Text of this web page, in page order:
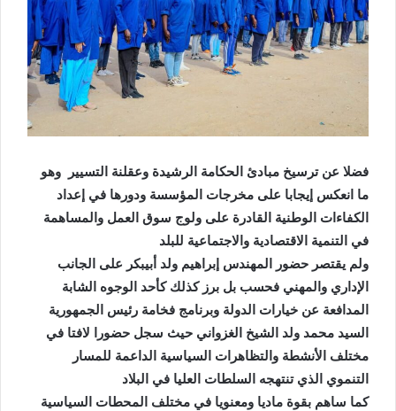
فضلا عن ترسيخ مبادئ الحكامة الرشيدة وعقلنة التسيير وهو
ما انعكس إيجابا على مخرجات المؤسسة ودورها في إعداد
الكفاءات الوطنية القادرة على ولوج سوق العمل والمساهمة
في التنمية الاقتصادية والاجتماعية للبلد
ولم يقتصر حضور المهندس إبراهيم ولد أبيبكر على الجانب
الإداري والمهني فحسب بل برز كذلك كأحد الوجوه الشابة
المدافعة عن خيارات الدولة وبرنامج فخامة رئيس الجمهورية
السيد محمد ولد الشيخ الغزواني حيث سجل حضورا لافتا في
مختلف الأنشطة والتظاهرات السياسية الداعمة للمسار
التنموي الذي تنتهجه السلطات العليا في البلاد
كما ساهم بقوة ماديا ومعنويا في مختلف المحطات السياسية